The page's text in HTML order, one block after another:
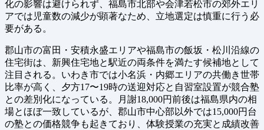
化の影響は避けられず、福島市北部や会津若松市の郊外エリ
アでは児童数の減少が顕著なため、立地選定は慎重に行う必
要がある。
郡山市の富田・安積永盛エリアや福島市の飯坂・松川沿線の
住宅街は、新興住宅地と駅近の両条件を満たす候補地として
注目される。いわき市では小名浜・内郷エリアの共働き世帯
比率が高く、夕方17〜19時の送迎対応と自習室設置が競合塾
との差別化になっている。月謝18,000円前後は福島県内の相
場とほぼ一致しているが、郡山市中心部以外では15,000円台
の塾との価格競争も起きており、体験授業の充実と成績改善